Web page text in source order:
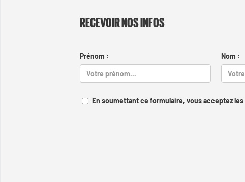
RECEVOIR NOS INFOS
Prénom : Nom :
En soumettant ce formulaire, vous acceptez